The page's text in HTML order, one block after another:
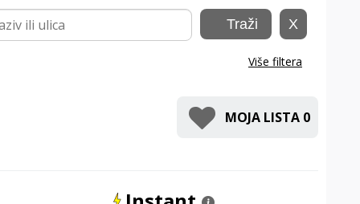
Više filtera
MOJA LISTA 0